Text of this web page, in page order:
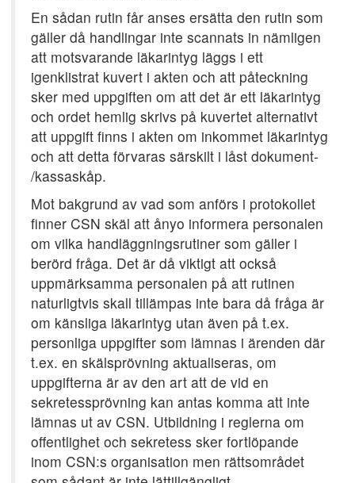
En sådan rutin får anses ersätta den rutin som
gäller då handlingar inte scannats in nämligen
att motsvarande läkarintyg läggs i ett
igenklistrat kuvert i akten och att påteckning
sker med uppgiften om att det är ett läkarintyg
och ordet hemlig skrivs på kuvertet alternativt
att uppgift finns i akten om inkommet läkarintyg
och att detta förvaras särskilt i låst dokument-
/kassaskåp.
Mot bakgrund av vad som anförs i protokollet
finner CSN skäl att ånyo informera personalen
om vilka handläggningsrutiner som gäller i
berörd fråga. Det är då viktigt att också
uppmärksamma personalen på att rutinen
naturligtvis skall tillämpas inte bara då fråga är
om känsliga läkarintyg utan även på t.ex.
personliga uppgifter som lämnas i ärenden där
t.ex. en skälsprövning aktualiseras, om
uppgifterna är av den art att de vid en
sekretessprövning kan antas komma att inte
lämnas ut av CSN. Utbildning i reglerna om
offentlighet och sekretess sker fortlöpande
inom CSN:s organisation men rättsområdet